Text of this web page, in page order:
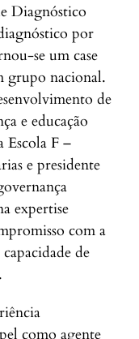
Diagnóstico
por
se um case
grupo nacional.
de
e educação
Escola F –
e presidente
expertise
com a
de
como agente